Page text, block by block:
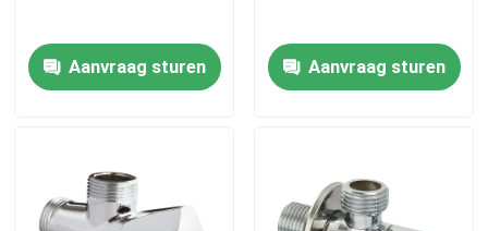
Thuis
Videos
Aanvraag sturen Aanvraag sturen